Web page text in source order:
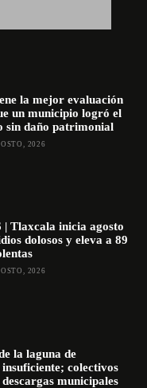
la mejor evaluación
un municipio logró el
sin daño patrimonial
2026
| Tlaxcala inicia agosto
dolosos y eleva a 89
2026
la laguna de
colectivos
municipales